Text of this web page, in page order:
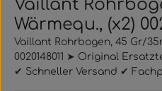
Vaillant
Wärmequ., (x2)
Vaillant Rohrbogen, 45 Gr/
0020148011 ➤ Original
✔ Schneller Versand ✔